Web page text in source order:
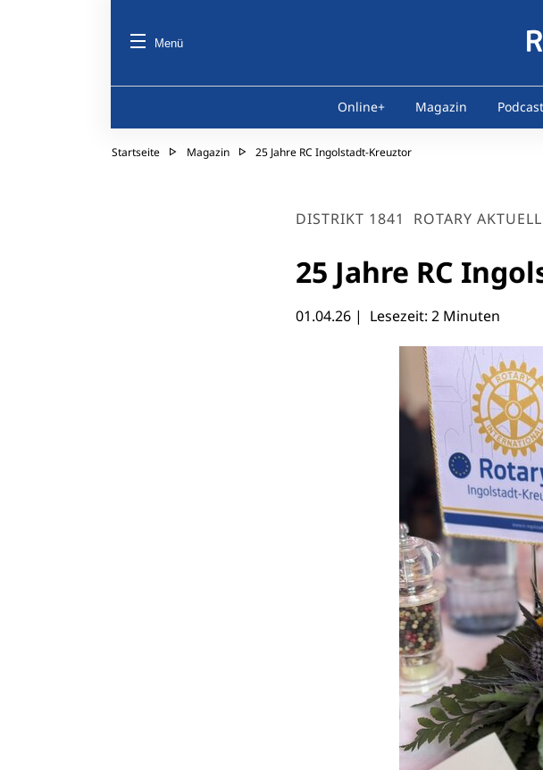
Menü
Online+ Magazin Podcast
Startseite Magazin 25 Jahre RC Ingolstadt-Kreuztor
DISTRIKT 1841 ROTARY AKTUELL
25 Jahre RC
01.04.26| Lesezeit: 2 Minuten